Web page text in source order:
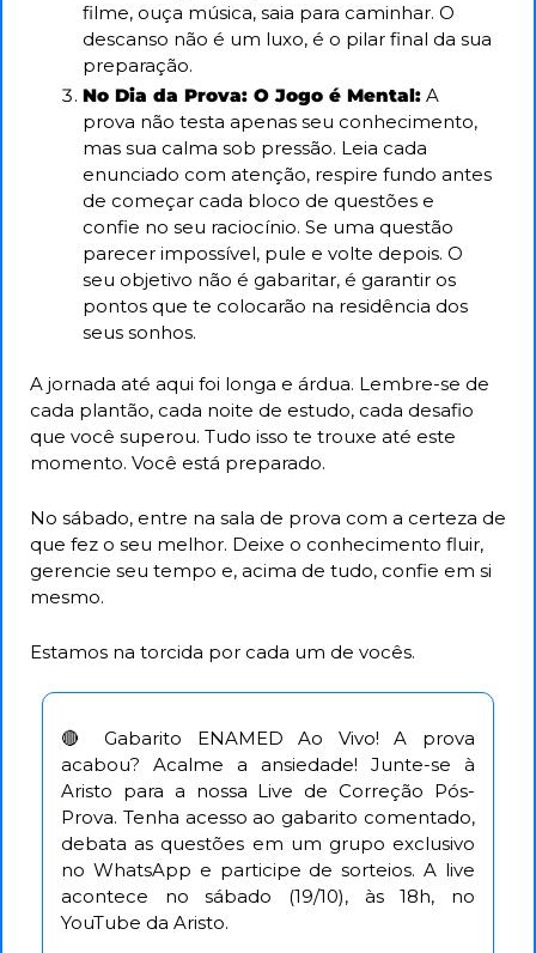
filme, ouça música, saia para caminhar. O
descanso não é um luxo, é o pilar final da sua
preparação.
No Dia da Prova: O Jogo é Mental: A
prova não testa apenas seu conhecimento,
mas sua calma sob pressão. Leia cada
enunciado com atenção, respire fundo antes
de começar cada bloco de questões e
confie no seu raciocínio. Se uma questão
parecer impossível, pule e volte depois. O
seu objetivo não é gabaritar, é garantir os
pontos que te colocarão na residência dos
seus sonhos.
A jornada até aqui foi longa e árdua. Lembre-se de
cada plantão, cada noite de estudo, cada desafio
que você superou. Tudo isso te trouxe até este
momento. Você está preparado.
No sábado, entre na sala de prova com a certeza de
que fez o seu melhor. Deixe o conhecimento fluir,
gerencie seu tempo e, acima de tudo, confie em si
mesmo.
Estamos na torcida por cada um de vocês.
🔴
Gabarito ENAMED Ao Vivo! A prova
acabou? Acalme a ansiedade! Junte-se à
Aristo para a nossa Live de Correção Pós-
Prova. Tenha acesso ao gabarito comentado,
debata as questões em um grupo exclusivo
no WhatsApp e participe de sorteios. A live
acontece no sábado (19/10), às 18h, no
YouTube da Aristo.